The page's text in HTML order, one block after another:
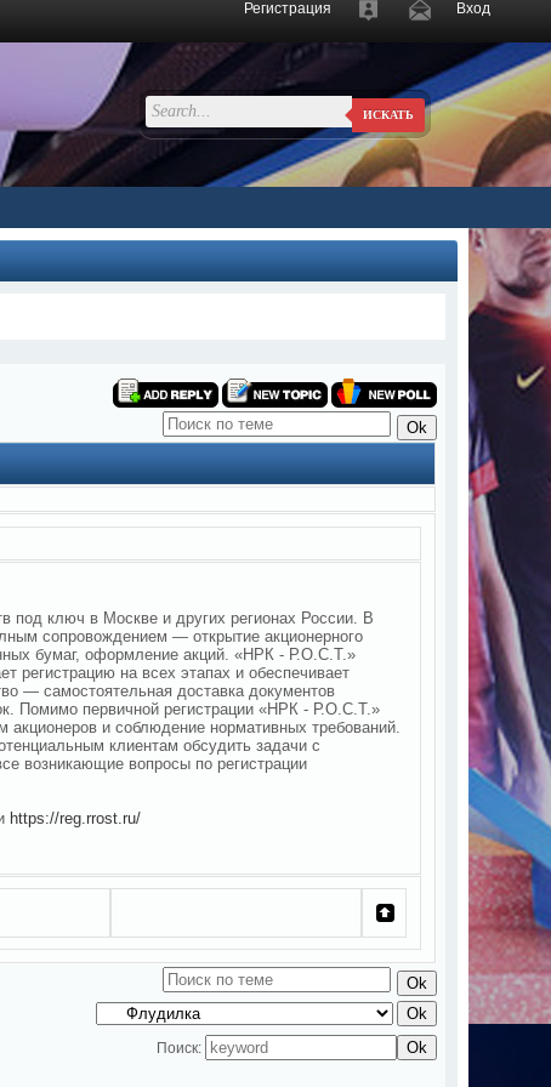
Вход
Регистрация
ИСКАТЬ
под ключ в Москве и других регионах России. В
сопровождением — открытие акционерного
бумаг, оформление акций. «НРК - Р.О.С.Т.»
регистрацию на всех этапах и обеспечивает
— самостоятельная доставка документов
Помимо первичной регистрации «НРК - Р.О.С.Т.»
и соблюдение нормативных требований.
клиентам обсудить задачи с
возникающие вопросы по регистрации
https://reg.rrost.ru/
Поиск: